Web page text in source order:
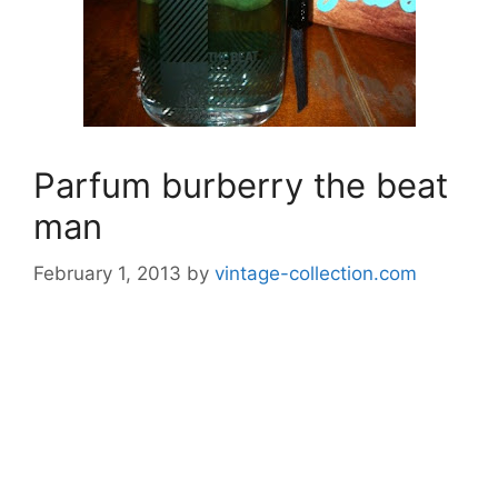
Parfum burberry the beat
man
February 1, 2013 by vintage-collection.com